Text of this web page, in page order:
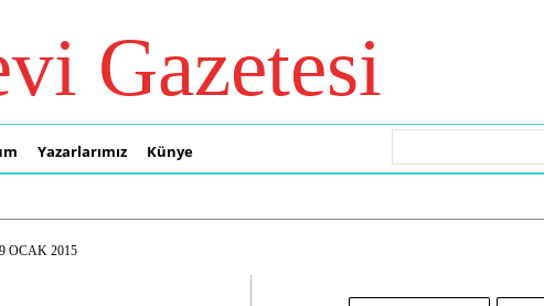
Gazetesi
Yazarlarımız Künye
9 OCAK 2015